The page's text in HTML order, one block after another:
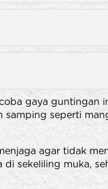
gaya guntingan
seperti
agar tidak
sekeliling muka,